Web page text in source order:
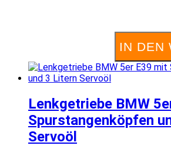
IN DEN
Lenkgetriebe BMW
Spurstangenköpfen
Servoöl